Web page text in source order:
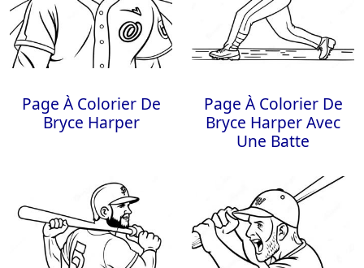
Page À Colorier De
Bryce Harper
Page À Colorier De
Bryce Harper Avec
Une Batte